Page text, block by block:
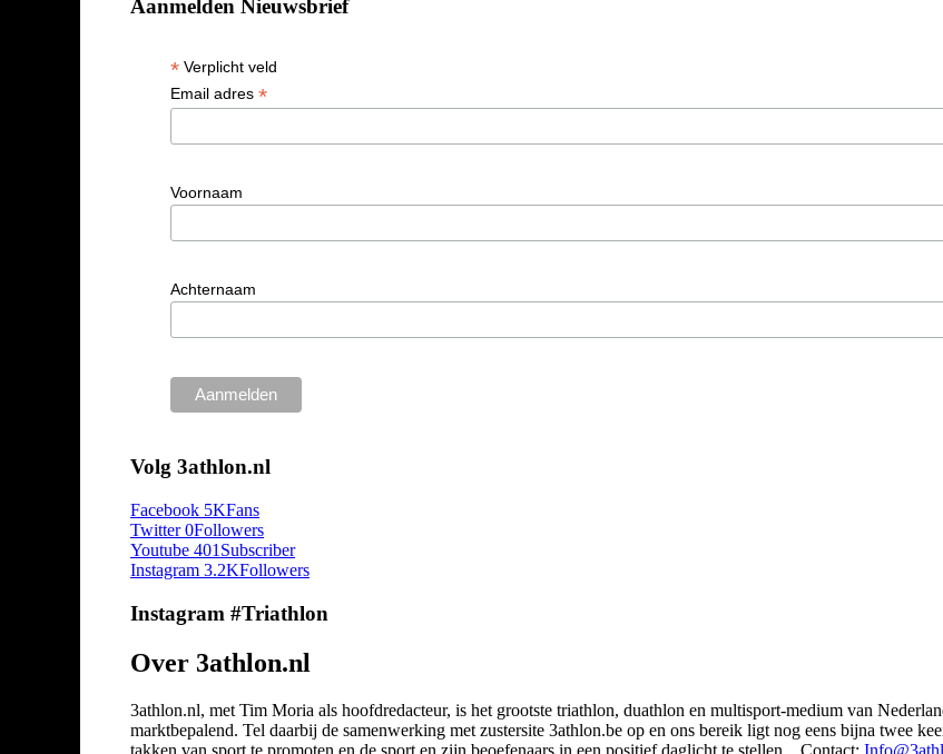
Aanmelden Nieuwsbrief
* Verplicht veld
Email adres *
Voornaam
Achternaam
Volg 3athlon.nl
Facebook 5KFans
Twitter 0Followers
Youtube 401 Subscriber
Instagram 3.2KFollowers
Instagram #Triathlon
Over 3athlon.nl
3athlon.nl, met Tim Moria als hoofdredacteur, is het grootste triathlon, duathlon en multisport-medium van
marktbepalend. Tel daarbij de samenwerking met zustersite 3athlon.be op en ons bereik ligt nog eens bijna twee
takken van sport te promoten en de sport en zijn beoefenaars in een positief daglicht te stellen... Contact: